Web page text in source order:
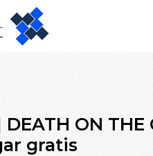
ON THE
gratis